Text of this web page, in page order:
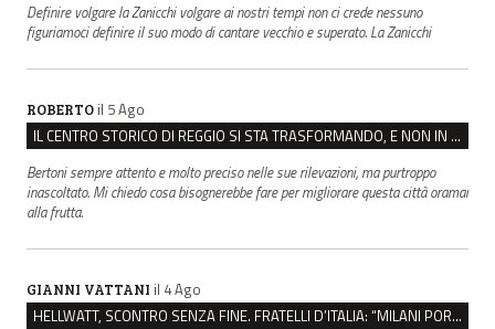
Definire volgare la Zanicchi volgare ai nostri tempi non ci crede nessuno
figuriamoci definire il suo modo di cantare vecchio e superato. La Zanicchi
ROBERTO il 5 Ago
IL CENTRO STORICO DI REGGIO SI STA TRASFORMANDO, E NON IN MEGLIO
Bertoni sempre attento e molto preciso nelle sue rilevazioni, ma purtroppo
inascoltato. Mi chiedo cosa bisognerebbe fare per migliorare questa città oramai
alla frutta.
GIANNI VATTANI il 4 Ago
HELLWATT, SCONTRO SENZA FINE. FRATELLI D’ITALIA: “MILANI PORTA DOCUMENTI, DE FRANCO INSULTI”